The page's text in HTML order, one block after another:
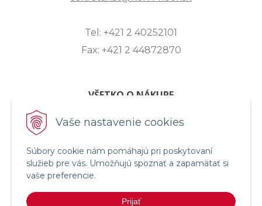
Vaše nastavenie cookies
Súbory cookie nám pomáhajú pri poskytovaní
služieb pre vás. Umožňujú spoznať a zapamätať si
vaše preferencie.
Prijať
Tel: +421 2 40252101
Fax: +421 2 44872870
VŠETKO O NÁKUPE
ZASLANIE OTÁZKY
OBCHODNÉ PODMIENKY
REKLAMAČNÝ PORIADOK